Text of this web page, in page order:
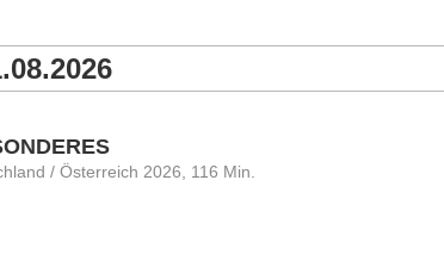
/ Österreich 2026, 116 Min.